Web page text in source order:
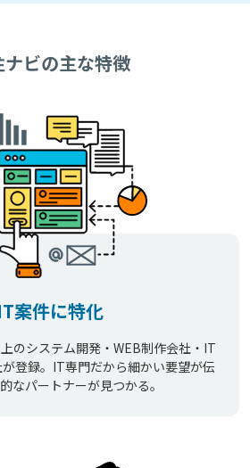
ナビの主な特徴
案件に特化
のシステム開発・WEB制作会社・IT
登録。IT専門だから細かい要望が伝
なパートナーが見つかる。